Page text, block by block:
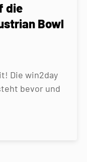
die
Bowl
Die win2day
bevor und